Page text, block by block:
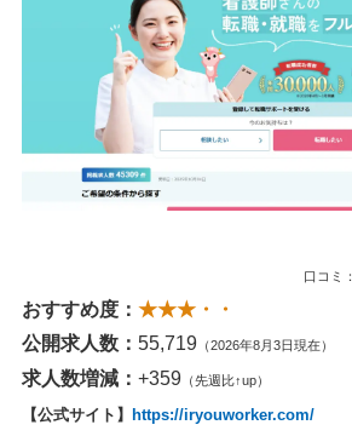
口コミ：
おすすめ度： ★★★・・
公開求人数： 55,719 （2026年8月3日現在）
求人数増減： +359 （先週比↑up）
【公式サイト】 https://iryouworker.com/